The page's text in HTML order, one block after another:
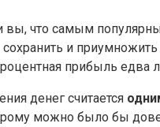
вы, что самым
сохранить и
прибыль
денег считается
можно было бы